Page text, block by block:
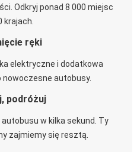
Odkryj ponad 8 000 miejsc
krajach.
ręki
elektryczne i dodatkowa
autobusy.
podróżuj
w kilka sekund. Ty
zajmiemy się resztą.